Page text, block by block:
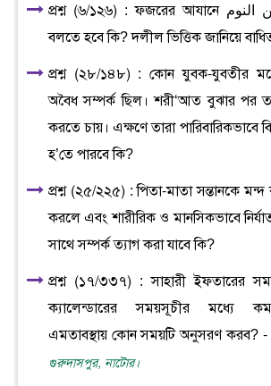
প্রশ্ন (৬/১২৬) : ফজরের আযানে الصلوة خير من النوم
বলতে হবে কি? দলীল ভিত্তিক জানিয়ে
প্রশ্ন (২৮/১৪৮) : কোন যুবক-যুবতীর
অবৈধ সম্পর্ক ছিল। শরী‘আত বুঝার পর
করতে চায়। এক্ষণে তারা পারিবারিকভাবে
হ’তে পারবে কি?
প্রশ্ন (২৫/২২৫) : পিতা-মাতা সন্তানকে
করলে এবং শারীরিক ও মানসিকভাবে
সাথে সম্পর্ক ত্যাগ করা যাবে কি?
প্রশ্ন (১৭/৩৩৭) : সাহারী ইফতারের সময়
ক্যালেন্ডারের সময়সূচীর মধ্যে
এমতাবস্থায় কোন সময়টি অনুসরণ করব? -
গুরুদাসপুর, নাটোর।